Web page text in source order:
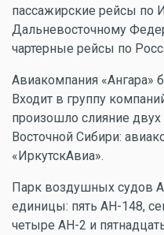
пассажирские рейсы по
Дальневосточному
чартерные рейсы по
Авиакомпания «Ангара»
Входит в группу
произошло слияние
Восточной Сибири:
«ИркутскАвиа».
Парк воздушных судов
единицы: пять АН-148,
четыре АН-2 и